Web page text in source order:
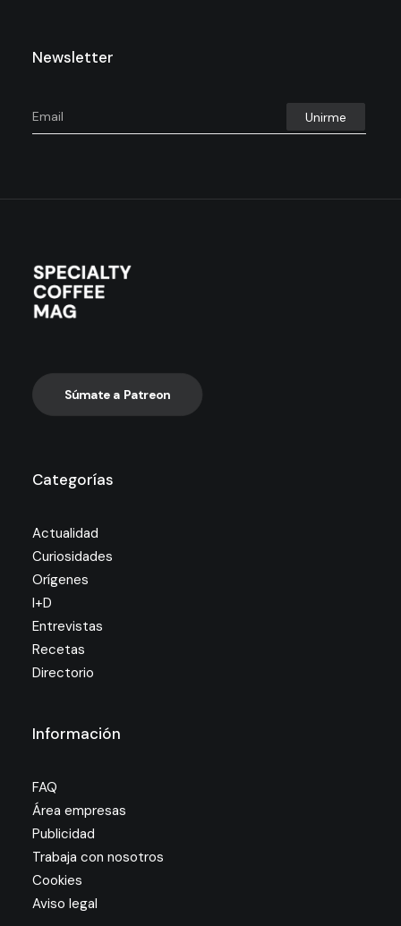
Newsletter
Súmate a Patreon
Categorías
Actualidad
Curiosidades
Orígenes
I+D
Entrevistas
Recetas
Directorio
Información
FAQ
Área empresas
Publicidad
Trabaja con nosotros
Cookies
Aviso legal